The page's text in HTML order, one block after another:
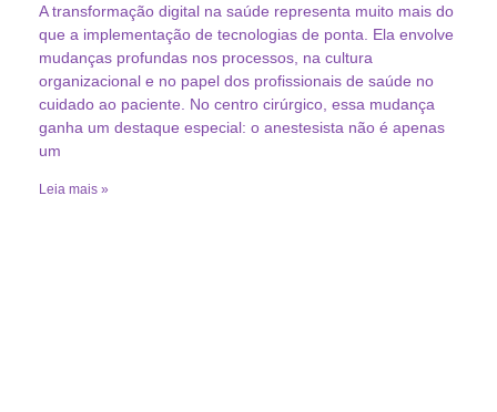
A transformação digital na saúde representa muito mais do
que a implementação de tecnologias de ponta. Ela envolve
mudanças profundas nos processos, na cultura
organizacional e no papel dos profissionais de saúde no
cuidado ao paciente. No centro cirúrgico, essa mudança
ganha um destaque especial: o anestesista não é apenas
um
Leia mais »